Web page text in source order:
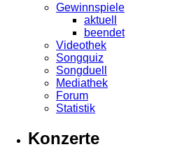
Gewinnspiele
aktuell
beendet
Videothek
Songquiz
Songduell
Mediathek
Forum
Statistik
Konzerte